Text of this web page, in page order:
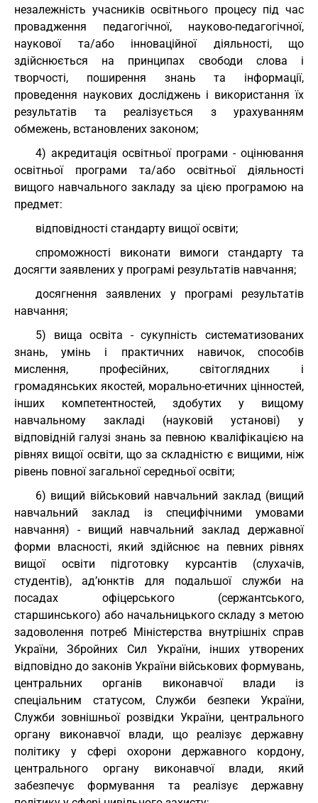
незалежність учасників освітнього процесу під час
провадження педагогічної, науково-педагогічної,
наукової та/або інноваційної діяльності, що
здійснюється на принципах свободи слова і
творчості, поширення знань та інформації,
проведення наукових досліджень і використання їх
результатів та реалізується з урахуванням
обмежень, встановлених законом;
4) акредитація освітньої програми - оцінювання
освітньої програми та/або освітньої діяльності
вищого навчального закладу за цією програмою на
предмет:
відповідності стандарту вищої освіти;
спроможності виконати вимоги стандарту та
досягти заявлених у програмі результатів навчання;
досягнення заявлених у програмі результатів
навчання;
5) вища освіта - сукупність систематизованих
знань, умінь і практичних навичок, способів
мислення, професійних, світоглядних і
громадянських якостей, морально-етичних цінностей,
інших компетентностей, здобутих у вищому
навчальному закладі (науковій установі) у
відповідній галузі знань за певною кваліфікацією на
рівнях вищої освіти, що за складністю є вищими, ніж
рівень повної загальної середньої освіти;
6) вищий військовий навчальний заклад (вищий
навчальний заклад із специфічними умовами
навчання) - вищий навчальний заклад державної
форми власності, який здійснює на певних рівнях
вищої освіти підготовку курсантів (слухачів,
студентів), ад’юнктів для подальшої служби на
посадах офіцерського (сержантського,
старшинського) або начальницького складу з метою
задоволення потреб Міністерства внутрішніх справ
України, Збройних Сил України, інших утворених
відповідно до законів України військових формувань,
центральних органів виконавчої влади із
спеціальним статусом, Служби безпеки України,
Служби зовнішньої розвідки України, центрального
органу виконавчої влади, що реалізує державну
політику у сфері охорони державного кордону,
центрального органу виконавчої влади, який
забезпечує формування та реалізує державну